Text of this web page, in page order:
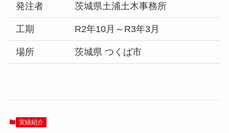
発注者 茨城県土浦土木事務所
工期 R2年10月～R3年3月
場所 茨城県 つくば市
実績紹介